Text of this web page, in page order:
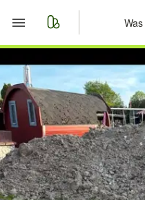
Start
Merkliste
Nachrichten
Anzeige